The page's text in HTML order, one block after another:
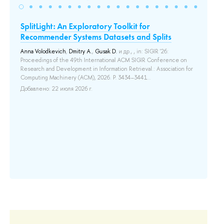
SplitLight: An Exploratory Toolkit for
Recommender Systems Datasets and Splits
Anna Volodkevich, Dmitry A., Gusak D. и др., , in: SIGIR '26:
Proceedings of the 49th International ACM SIGIR Conference on
Research and Development in Information Retrieval.: Association for
Computing Machinery (ACM), 2026. P. 3434–3441..
Добавлено: 22 июля 2026 г.